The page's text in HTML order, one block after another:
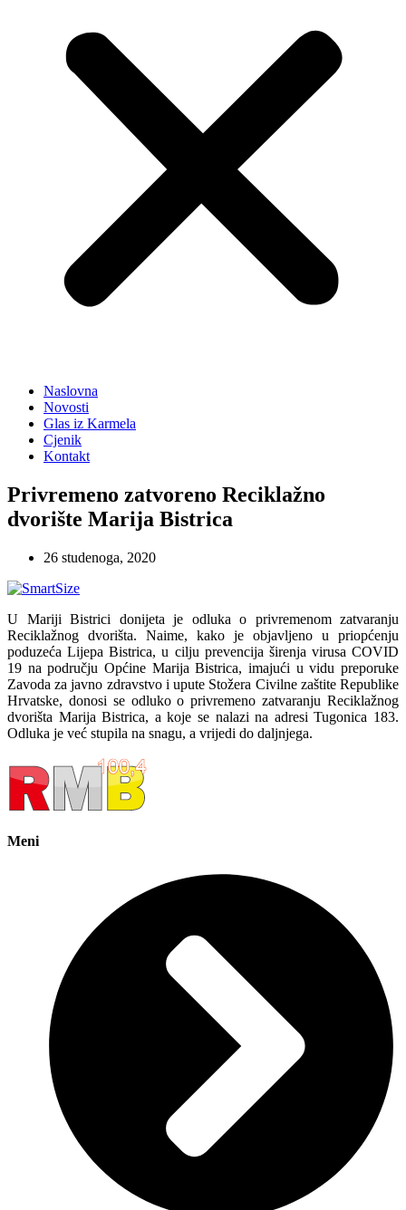
Naslovna
Novosti
Glas iz Karmela
Cjenik
Kontakt
Privremeno zatvoreno Reciklažno
dvorište Marija Bistrica
26 studenoga, 2020
U Mariji Bistrici donijeta je odluka o privremenom zatvaranju
Reciklažnog dvorišta. Naime, kako je objavljeno u priopćenju
poduzeća Lijepa Bistrica, u cilju prevencija širenja virusa COVID
19 na području Općine Marija Bistrica, imajući u vidu preporuke
Zavoda za javno zdravstvo i upute Stožera Civilne zaštite Republike
Hrvatske, donosi se odluko o privremeno zatvaranju Reciklažnog
dvorišta Marija Bistrica, a koje se nalazi na adresi Tugonica 183.
Odluka je već stupila na snagu, a vrijedi do daljnjega.
Meni